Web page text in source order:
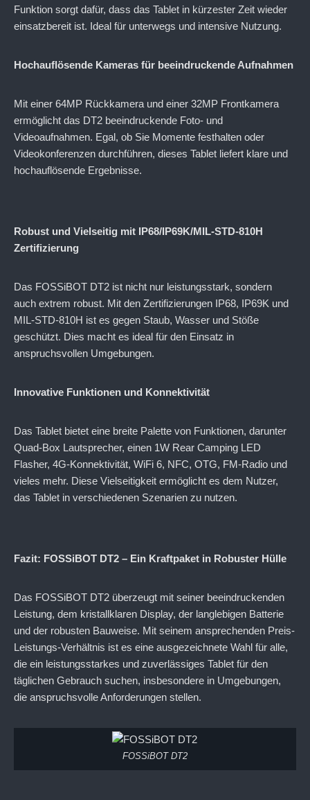
Funktion sorgt dafür, dass das Tablet in kürzester Zeit wieder
einsatzbereit ist. Ideal für unterwegs und intensive Nutzung.
Hochauflösende Kameras für beeindruckende Aufnahmen
Mit einer 64MP Rückkamera und einer 32MP Frontkamera
ermöglicht das DT2 beeindruckende Foto- und
Videoaufnahmen. Egal, ob Sie Momente festhalten oder
Videokonferenzen durchführen, dieses Tablet liefert klare und
hochauflösende Ergebnisse.
Robust und Vielseitig mit IP68/IP69K/MIL-STD-810H
Zertifizierung
Das FOSSiBOT DT2 ist nicht nur leistungsstark, sondern
auch extrem robust. Mit den Zertifizierungen IP68, IP69K und
MIL-STD-810H ist es gegen Staub, Wasser und Stöße
geschützt. Dies macht es ideal für den Einsatz in
anspruchsvollen Umgebungen.
Innovative Funktionen und Konnektivität
Das Tablet bietet eine breite Palette von Funktionen, darunter
Quad-Box Lautsprecher, einen 1W Rear Camping LED
Flasher, 4G-Konnektivität, WiFi 6, NFC, OTG, FM-Radio und
vieles mehr. Diese Vielseitigkeit ermöglicht es dem Nutzer,
das Tablet in verschiedenen Szenarien zu nutzen.
Fazit: FOSSiBOT DT2 – Ein Kraftpaket in Robuster Hülle
Das FOSSiBOT DT2 überzeugt mit seiner beeindruckenden
Leistung, dem kristallklaren Display, der langlebigen Batterie
und der robusten Bauweise. Mit seinem ansprechenden Preis-
Leistungs-Verhältnis ist es eine ausgezeichnete Wahl für alle,
die ein leistungsstarkes und zuverlässiges Tablet für den
täglichen Gebrauch suchen, insbesondere in Umgebungen,
die anspruchsvolle Anforderungen stellen.
FOSSiBOT DT2